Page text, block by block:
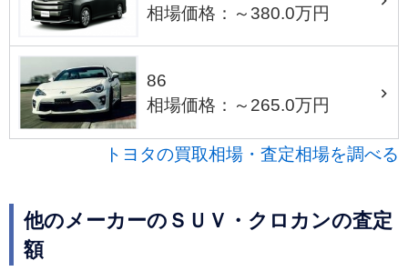
相場価格：～380.0万円
86
相場価格：～265.0万円
トヨタの買取相場・査定相場を調べる
他のメーカーのＳＵＶ・クロカンの査定
額